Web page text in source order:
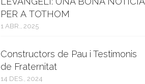
PER A TOTHOM
1 ABR., 2025
Constructors de Pau i Testimonis
de Fraternitat
14 DES., 2024